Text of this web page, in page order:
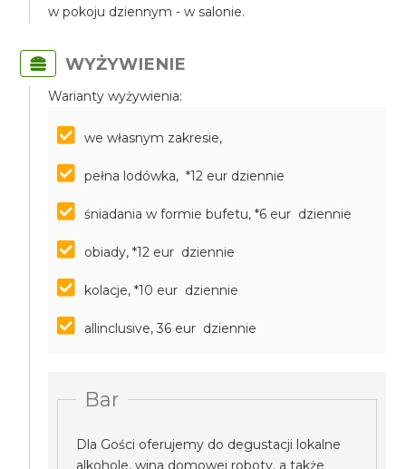
w pokoju dziennym - w salonie.
WYŻYWIENIE
Warianty wyżywienia:
we własnym zakresie,
pełna lodówka, *12 eur dziennie
śniadania w formie bufetu, *6 eur dziennie
obiady, *12 eur dziennie
kolacje, *10 eur dziennie
allinclusive, 36 eur dziennie
Bar
Dla Gości oferujemy do degustacji lokalne
alkohole, wina domowej roboty, a także